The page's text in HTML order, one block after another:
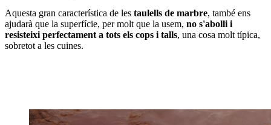
Aquesta gran característica de les taulells de marbre, també ens
ajudarà que la superfície, per molt que la usem, no s'abolli i
resisteixi perfectament a tots els cops i talls, una cosa molt típica,
sobretot a les cuines.